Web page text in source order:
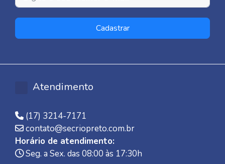
Cadastrar
Atendimento
(17) 3214-7171
contato@secriopreto.com.br
Horário de atendimento:
Seg. a Sex. das 08:00 às 17:30h